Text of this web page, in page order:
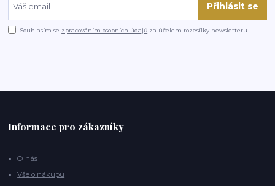
Přihlásit se
Souhlasím se zpracováním osobních údajů za účelem rozesílky newsletteru.
Informace pro zákazníky
O nás
Vše o nákupu